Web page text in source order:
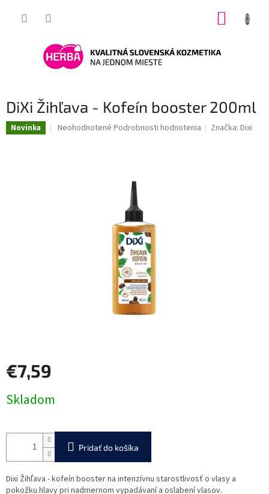
DiXi Žihľava - Kofeín booster 200ml
Novinka
Priemerné
Neohodnotené Podrobnosti hodnotenia Značka:Dixi
€7,59
cena:
Skladom
Pridať do košíka
Dixi Žihľava - kofeín booster na intenzívnu starostlivosť o vlasy a
pokožku hlavy pri nadmernom vypadávaní a oslabení vlasov.